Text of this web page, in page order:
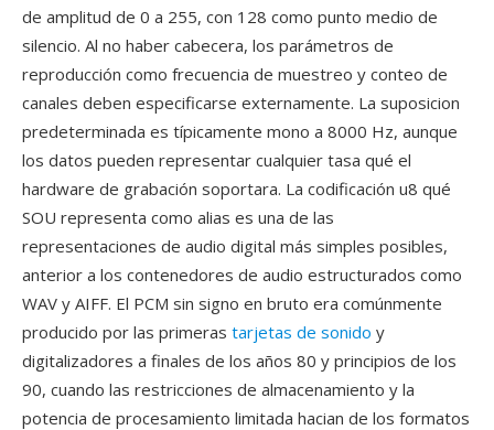
de amplitud de 0 a 255, con 128 como punto medio de
silencio. Al no haber cabecera, los parámetros de
reproducción como frecuencia de muestreo y conteo de
canales deben especificarse externamente. La suposicion
predeterminada es típicamente mono a 8000 Hz, aunque
los datos pueden representar cualquier tasa qué el
hardware de grabación soportara. La codificación u8 qué
SOU representa como alias es una de las
representaciones de audio digital más simples posibles,
anterior a los contenedores de audio estructurados como
WAV y AIFF. El PCM sin signo en bruto era comúnmente
producido por las primeras tarjetas de sonido y
digitalizadores a finales de los años 80 y principios de los
90, cuando las restricciones de almacenamiento y la
potencia de procesamiento limitada hacian de los formatos